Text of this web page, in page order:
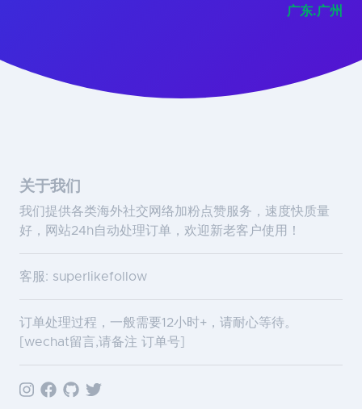
广东.广州
关于我们
我们提供各类海外社交网络加粉点赞服务，速度快质量
好，网站24h自动处理订单，欢迎新老客户使用！
客服: superlikefollow
订单处理过程，一般需要12小时+，请耐心等待。
[wechat留言,请备注 订单号]